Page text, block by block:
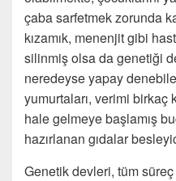
çaba sarfetmek zorunda
kızamık, menenjit gibi
silinmiş olsa da genetiği
neredeyse yapay
yumurtaları, verimi birkaç
hale gelmeye başlamış
hazırlanan gıdalar
Genetik devleri, tüm